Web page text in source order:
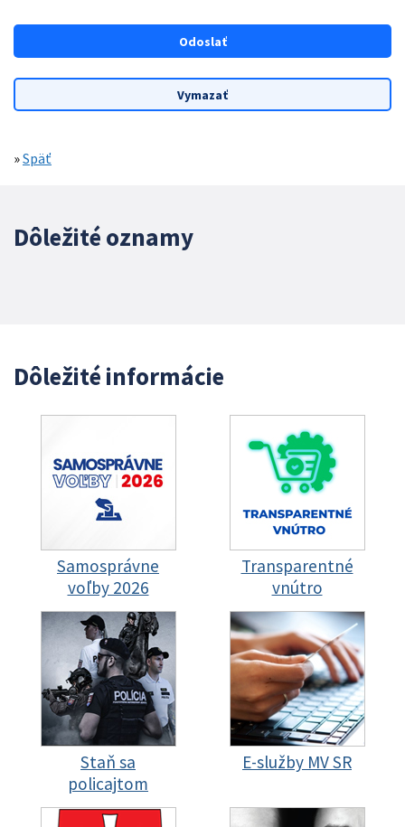
»Späť
Dôležité oznamy
Dôležité informácie
Samosprávne
voľby 2026
Transparentné
vnútro
Staň sa
policajtom
E-služby MV SR